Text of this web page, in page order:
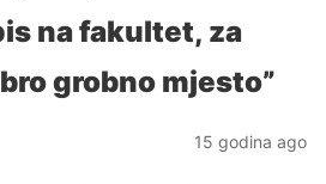
na fakultet, za
grobno mjesto”
15 godina ago